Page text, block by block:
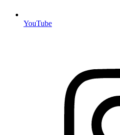
YouTube